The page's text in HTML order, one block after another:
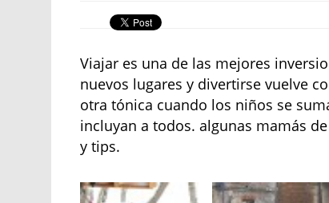
Viajar es una de las mejores
nuevos lugares y divertirse vuelve
otra tónica cuando los niños se
incluyan a todos. algunas mamás
y tips.